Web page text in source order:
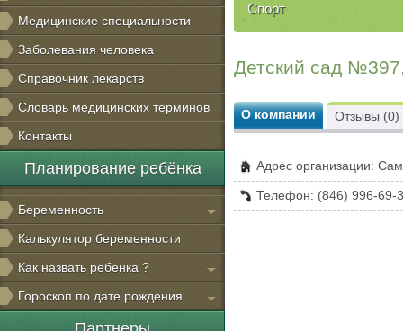
Медицинские специальности
Заболевания человека
Справочник лекарств
Словарь медицинских терминов
Контакты
Планирование ребёнка
Беременность
Калькулятор беременности
Как назвать ребенка ?
Гороскоп по дате рождения
Спорт
Детский сад
О компании
Адрес организации:
Телефон: (846) 996-69-
Отзывы (0)